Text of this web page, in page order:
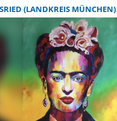
welche sich
befand und der
war. Die Kühlung
von zwei
einer Mauer mit
Die Gasflasche
jedoch bereits so
dass sie kurze Zeit später
(LANDKREIS MÜNCHEN)